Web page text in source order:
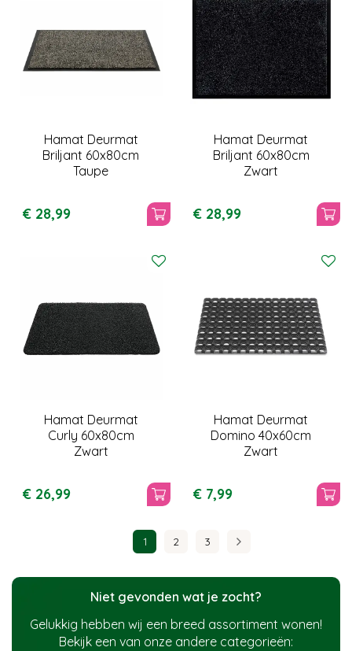
Hamat Deurmat
Briljant 60x80cm
Taupe
€ 28,99
Hamat Deurmat
Briljant 60x80cm
Zwart
€ 28,99
Hamat Deurmat
Curly 60x80cm
Zwart
€ 26,99
Hamat Deurmat
Domino 40x60cm
Zwart
€ 7,99
1 2 3
Niet gevonden wat je zocht?
Gelukkig hebben wij een breed assortiment wonen!
Bekijk een van onze andere categorieën: